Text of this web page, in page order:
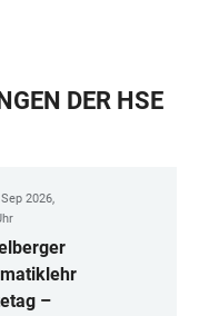
DER HSE
Sep 2026,
–